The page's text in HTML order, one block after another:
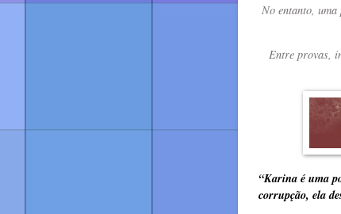
No entanto,
Entre provas,
“Karina é uma
corrupção, ela